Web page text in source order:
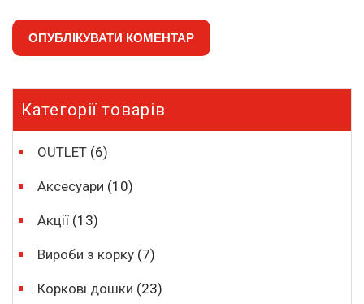
Категорії товарів
OUTLET (6)
Аксесуари (10)
Акції (13)
Вироби з корку (7)
Коркові дошки (23)